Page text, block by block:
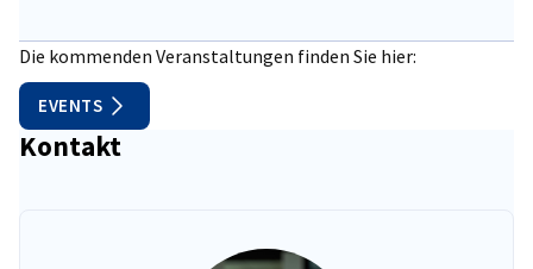
Die kommenden Veranstaltungen finden Sie hier:
EVENTS
Kontakt